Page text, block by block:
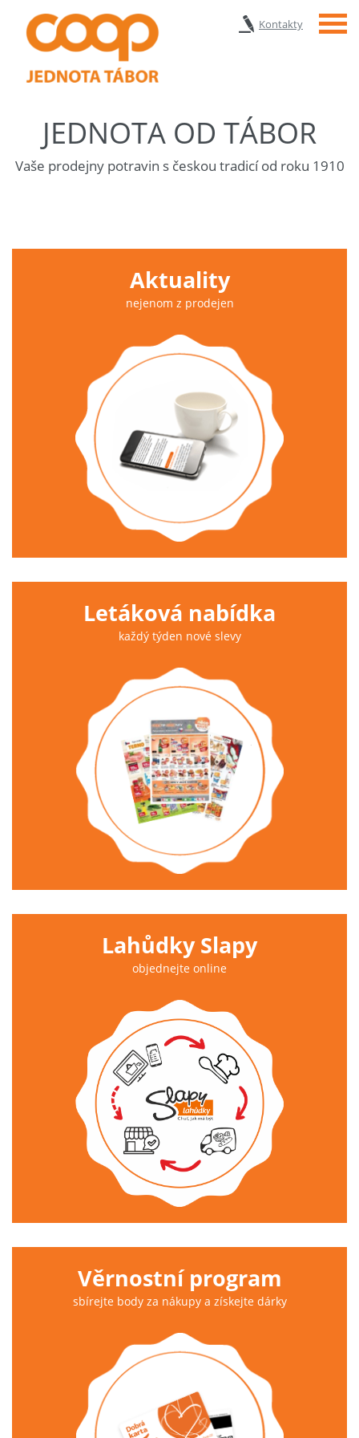
Kontakty Menu
JEDNOTA OD TÁBOR
Vaše prodejny potravin s českou tradicí od roku 1910
Aktuality
nejenom z prodejen
Letáková nabídka
každý týden nové slevy
Lahůdky Slapy
objednejte online
Věrnostní program
sbírejte body za nákupy a získejte dárky